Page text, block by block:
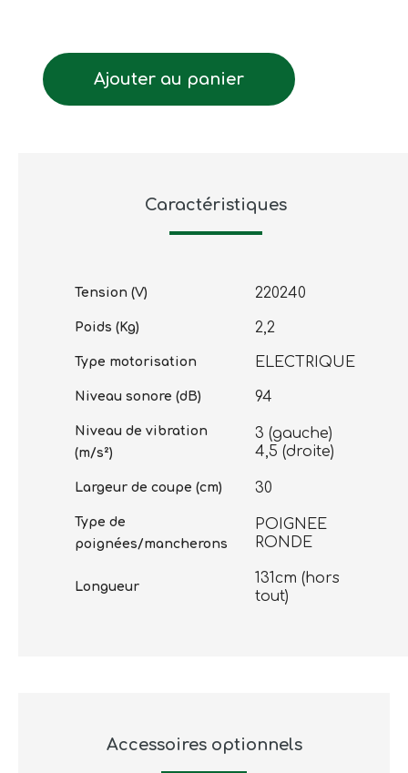
Ajouter au panier
Caractéristiques
Tension (V) 220240
Poids (Kg) 2,2
Type motorisation ELECTRIQUE
Niveau sonore (dB) 94
Niveau de vibration
(m/s²)
3 (gauche)
4,5 (droite)
Largeur de coupe (cm) 30
Type de
poignées/mancherons
POIGNEE
RONDE
Longueur
131cm (hors
tout)
Accessoires optionnels